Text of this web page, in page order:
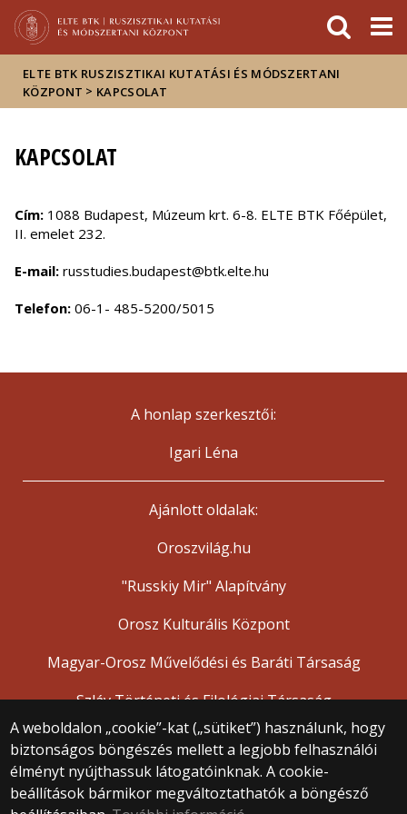
Hírek
Események
ELTE a
sajtóban
ELTE BTK RUSZISZTIKAI KUTATÁSI ÉS MÓDSZERTANI
KÖZPONT > KAPCSOLAT
KAPCSOLAT
Cím: 1088 Budapest, Múzeum krt. 6-8. ELTE BTK Főépület,
II. emelet 232.
E-mail: russtudies.budapest@btk.elte.hu
Telefon: 06-1- 485-5200/5015
A weboldalon „cookie”-kat („sütiket”) használunk, hogy
biztonságos böngészés mellett a legjobb felhasználói
élményt nyújthassuk látogatóinknak. A cookie-
beállítások bármikor megváltoztathatók a böngésző
A honlap szerkesztői:
Igari Léna
Ajánlott oldalak:
Oroszvilág.hu
"Russkiy Mir" Alapítvány
Orosz Kulturális Központ
Magyar-Orosz Művelődési és Baráti Társaság
Szláv Történeti és Filológiai Társaság
© 2025 Eötvös Loránd Tudományegyetem
Minden jog fenntartva.
1053 Budapest, Egyetem tér 1–3.